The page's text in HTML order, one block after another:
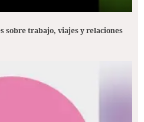
sobre trabajo, viajes y relaciones